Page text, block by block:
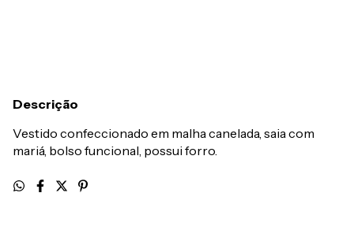
Descrição
Vestido confeccionado em malha canelada, saia com
mariá, bolso funcional, possui forro.